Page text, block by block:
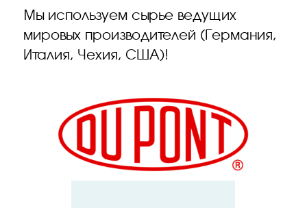
Мы используем сырье ведущих
мировых производителей (Германия,
Италия, Чехия, США)!